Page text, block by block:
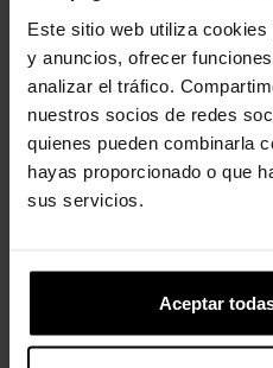
Este sitio web utiliza
y anuncios, ofrecer
analizar el tráfico.
nuestros socios de redes
quienes pueden combinarla
hayas proporcionado o que
sus servicios.
Aceptar
4 otros productos
categoría:
-20%